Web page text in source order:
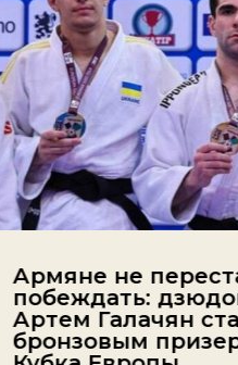
Армяне не
побеждать:
Артем Галачян
бронзовым